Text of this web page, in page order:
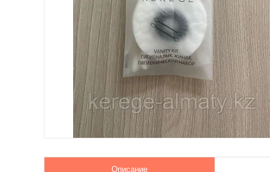
Описание